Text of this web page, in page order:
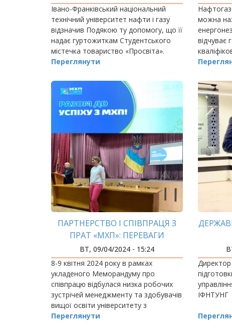
Івано-Франківський національний
технічний університет нафти і газу
відзначив Подякою ту допомогу, що її
надає гуртожиткам Студентського
містечка товариство «Просвіта».
Переглянути
можна
відчуває
ПАРТНЕРСТВО І СПІВПРАЦЯ З
ПРАТ «МХП»: ПЕРЕВАГИ
ДУАЛЬНОЇ ОСВІТИ
ВТ, 09/04/2024 - 15:24
8-9 квітня 2024 року в рамках
укладеного Меморандуму про
співпрацю відбулася низка робочих
зустрічей менеджменту та здобувачів
вищої освіти університету з
представниками Міжнародної
Переглянути
Директор
ІФНТУНГ